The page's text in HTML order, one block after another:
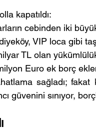
kapatıldı:
cebinden iki
VIP loca gibi
TL olan
Euro ek borç
sağladı;
güvenini sınıyor,